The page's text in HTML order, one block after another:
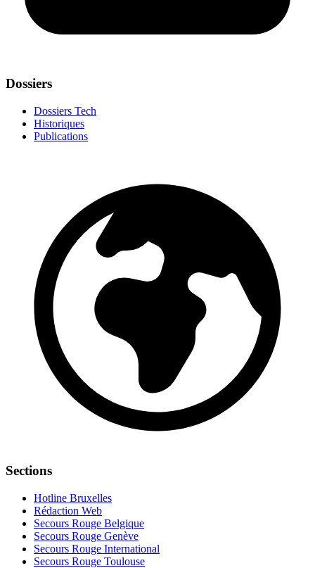
Dossiers
Dossiers Tech
Historiques
Publications
Sections
Hotline Bruxelles
Rédaction Web
Secours Rouge Belgique
Secours Rouge Genève
Secours Rouge International
Secours Rouge Toulouse